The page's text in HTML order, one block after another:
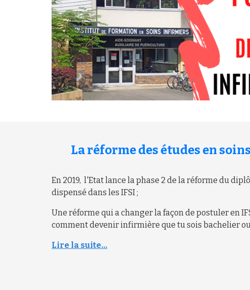
La réforme des études en
En 2019, l'Etat lance la phase 2 de la réforme du
dispensé dans les IFSI ;
Une réforme qui a changer la façon de postuler en
comment devenir infirmière que tu sois bachelier
Lire la suite...